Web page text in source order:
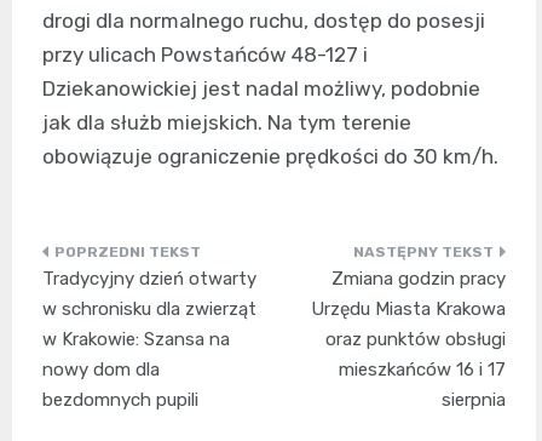
drogi dla normalnego ruchu, dostęp do posesji
przy ulicach Powstańców 48-127 i
Dziekanowickiej jest nadal możliwy, podobnie
jak dla służb miejskich. Na tym terenie
obowiązuje ograniczenie prędkości do 30 km/h.
Nawigacja
wpisu
Tradycyjny dzień otwarty
w schronisku dla zwierząt
w Krakowie: Szansa na
nowy dom dla
bezdomnych pupili
Zmiana godzin pracy
Urzędu Miasta Krakowa
oraz punktów obsługi
mieszkańców 16 i 17
sierpnia